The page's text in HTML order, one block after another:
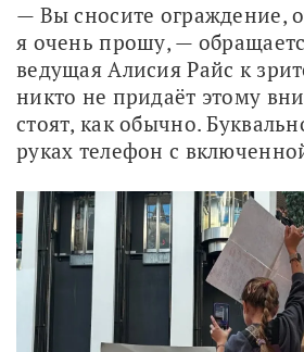
— Вы сносите ограждение,
я очень прошу, —
ведущая Алисия Райс к
никто не придаёт этому
стоят, как обычно.
руках телефон с